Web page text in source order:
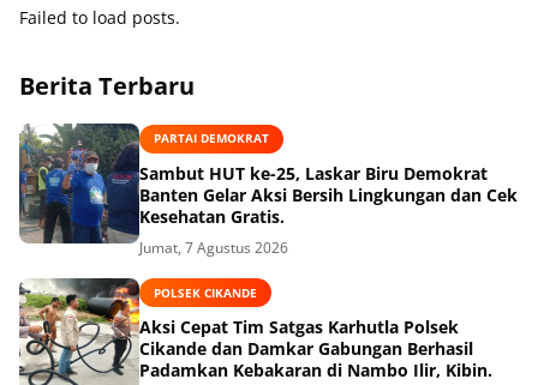
Failed to load posts.
Berita Terbaru
PARTAI DEMOKRAT
Sambut HUT ke-25, Laskar Biru Demokrat
Banten Gelar Aksi Bersih Lingkungan dan Cek
Kesehatan Gratis.
Jumat, 7 Agustus 2026
POLSEK CIKANDE
Aksi Cepat Tim Satgas Karhutla Polsek
Cikande dan Damkar Gabungan Berhasil
Padamkan Kebakaran di Nambo Ilir, Kibin.